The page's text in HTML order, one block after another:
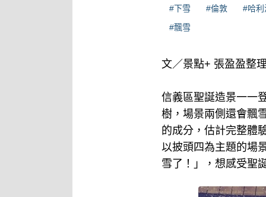
#下雪 #倫敦
#哈利
#飄雪
文／景點+ 張盈盈整
信義區聖誕造景一一
樹，場景兩側還會飄
的成分，估計完整體
以披頭四為主題的場
雪了！」，想感受聖